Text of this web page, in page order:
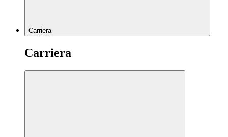
Carriera
Carriera